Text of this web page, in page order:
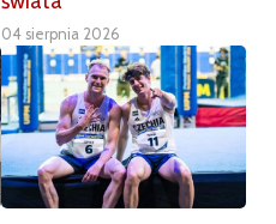
04 sierpnia 2026